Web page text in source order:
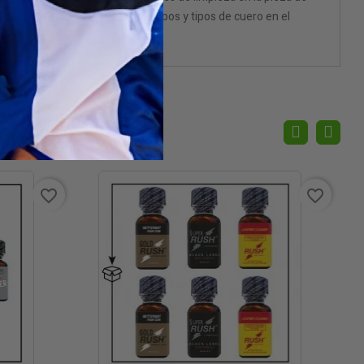
en cuenta que hay muchos tipos y tipos de cuero en el
favorite_border favorite_border